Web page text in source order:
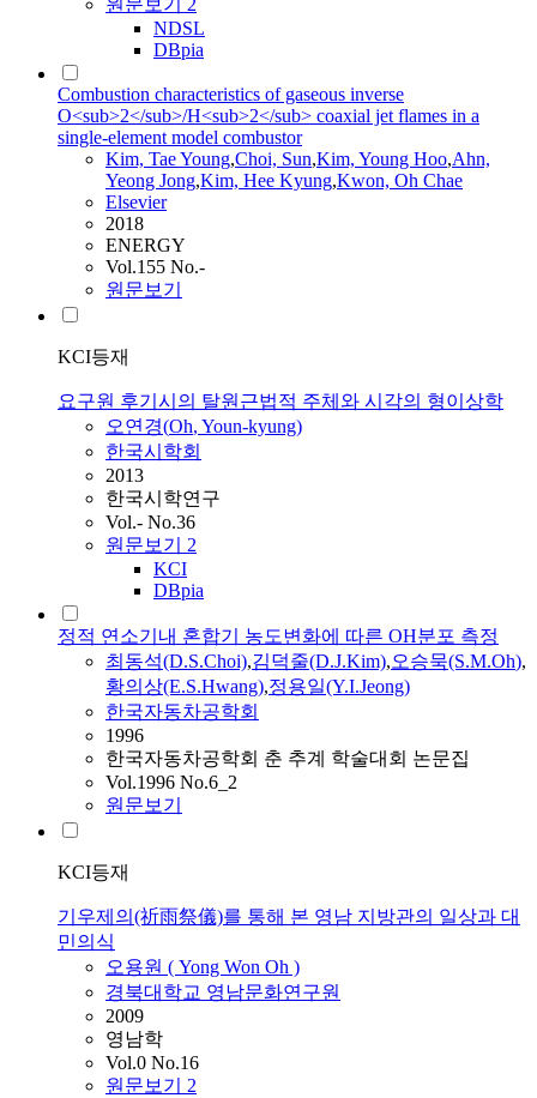
원문보기 2
NDSL
DBpia
Combustion characteristics of gaseous inverse
O<sub>2</sub>/H<sub>2</sub> coaxial jet flames in a
single-element model combustor
Kim, Tae Young,Choi, Sun,Kim, Young Hoo,Ahn,
Yeong Jong,Kim, Hee Kyung,Kwon, Oh Chae
Elsevier
2018
ENERGY
Vol.155 No.-
원문보기
KCI등재
요구원 후기시의 탈원근법적 주체와 시각의 형이상학
오연경(Oh, Youn-kyung)
한국시학회
2013
한국시학연구
Vol.- No.36
원문보기 2
KCI
DBpia
정적 연소기내 혼합기 농도변화에 따른 OH분포 측정
최동석(D.S.Choi),김덕줄(D.J.Kim),오승묵(S.M.Oh),
황의상(E.S.Hwang),정용일(Y.I.Jeong)
한국자동차공학회
1996
한국자동차공학회 춘 추계 학술대회 논문집
Vol.1996 No.6_2
원문보기
KCI등재
기우제의(祈雨祭儀)를 통해 본 영남 지방관의 일상과 대
민의식
오용원 ( Yong Won Oh )
경북대학교 영남문화연구원
2009
영남학
Vol.0 No.16
원문보기 2